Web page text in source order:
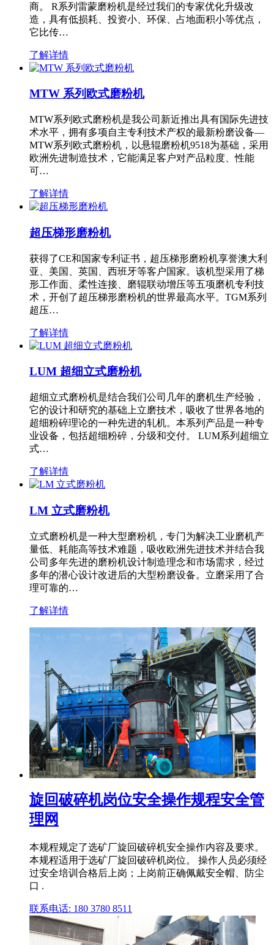
商。 R系列雷蒙磨粉机是经过我们的专家优化升级改
造，具有低损耗、投资小、环保、占地面积小等优点，
它比传…
了解详情
MTW 系列欧式磨粉机
MTW系列欧式磨粉机是我公司新近推出具有国际先进技
术水平，拥有多项自主专利技术产权的最新粉磨设备—
MTW系列欧式磨粉机，以悬辊磨粉机9518为基础，采用
欧洲先进制造技术，它能满足客户对产品粒度、性能
可…
了解详情
超压梯形磨粉机
获得了CE和国家专利证书，超压梯形磨粉机享誉澳大利
亚、美国、英国、西班牙等客户国家。该机型采用了梯
形工作面、柔性连接、磨辊联动增压等五项磨机专利技
术，开创了超压梯形磨粉机的世界最高水平。TGM系列
超压…
了解详情
LUM 超细立式磨粉机
超细立式磨粉机是结合我们公司几年的磨机生产经验，
它的设计和研究的基础上立磨技术，吸收了世界各地的
超细粉碎理论的一种先进的轧机。本系列产品是一种专
业设备，包括超细粉碎，分级和交付。 LUM系列超细立
式…
了解详情
LM 立式磨粉机
立式磨粉机是一种大型磨粉机，专门为解决工业磨机产
量低、耗能高等技术难题，吸收欧洲先进技术并结合我
公司多年先进的磨粉机设计制造理念和市场需求，经过
多年的潜心设计改进后的大型粉磨设备。立磨采用了合
理可靠的…
了解详情
旋回破碎机岗位安全操作规程安全管
理网
本规程规定了选矿厂旋回破碎机安全操作内容及要求。
本规程适用于选矿厂旋回破碎机岗位。 操作人员必须经
过安全培训合格后上岗；上岗前正确佩戴安全帽、防尘
口 .
联系电话: 180 3780 8511